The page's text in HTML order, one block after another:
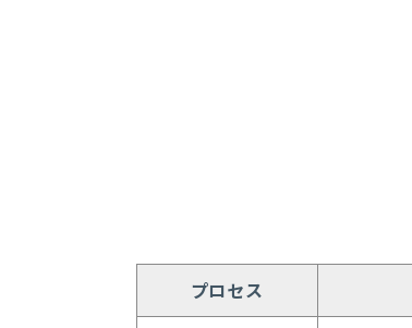
プロセス